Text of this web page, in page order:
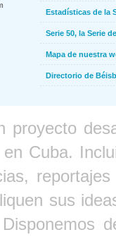
Estadísticas de la
Serie 50, la Serie
Mapa de nuestra
Directorio de
proyecto
Cuba.
sus